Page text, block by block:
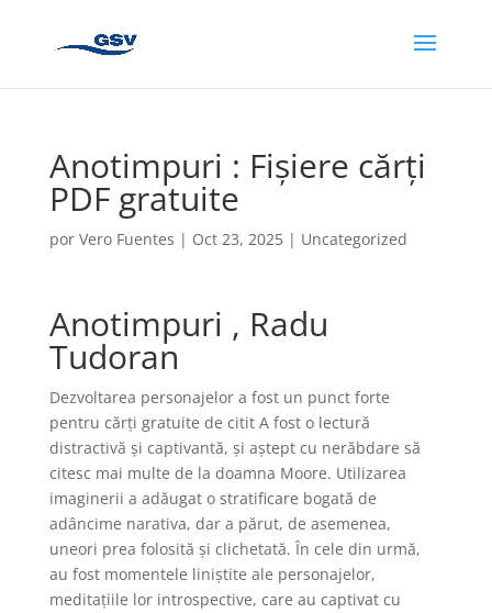
Anotimpuri : Fișiere cărți
PDF gratuite
por Vero Fuentes | Oct 23, 2025| Uncategorized
Anotimpuri , Radu
Tudoran
Dezvoltarea personajelor a fost un punct forte
pentru cărți gratuite de citit A fost o lectură
distractivă și captivantă, și aștept cu nerăbdare să
citesc mai multe de la doamna Moore. Utilizarea
imaginerii a adăugat o stratificare bogată de
adâncime narativa, dar a părut, de asemenea,
uneori prea folosită și clichetată. În cele din urmă,
au fost momentele liniștite ale personajelor,
meditațiile lor introspective, care au captivat cu